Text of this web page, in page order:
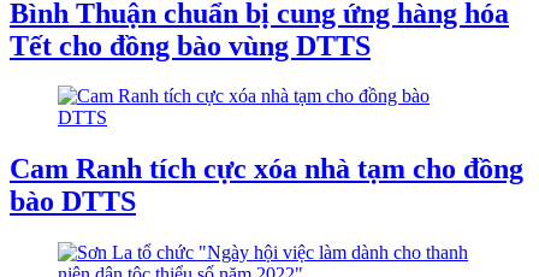
Bình Thuận chuẩn bị cung ứng hàng hóa
Tết cho đồng bào vùng DTTS
Cam Ranh tích cực xóa nhà tạm cho đồng
bào DTTS